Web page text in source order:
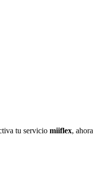
tu servicio miiflex, ahora